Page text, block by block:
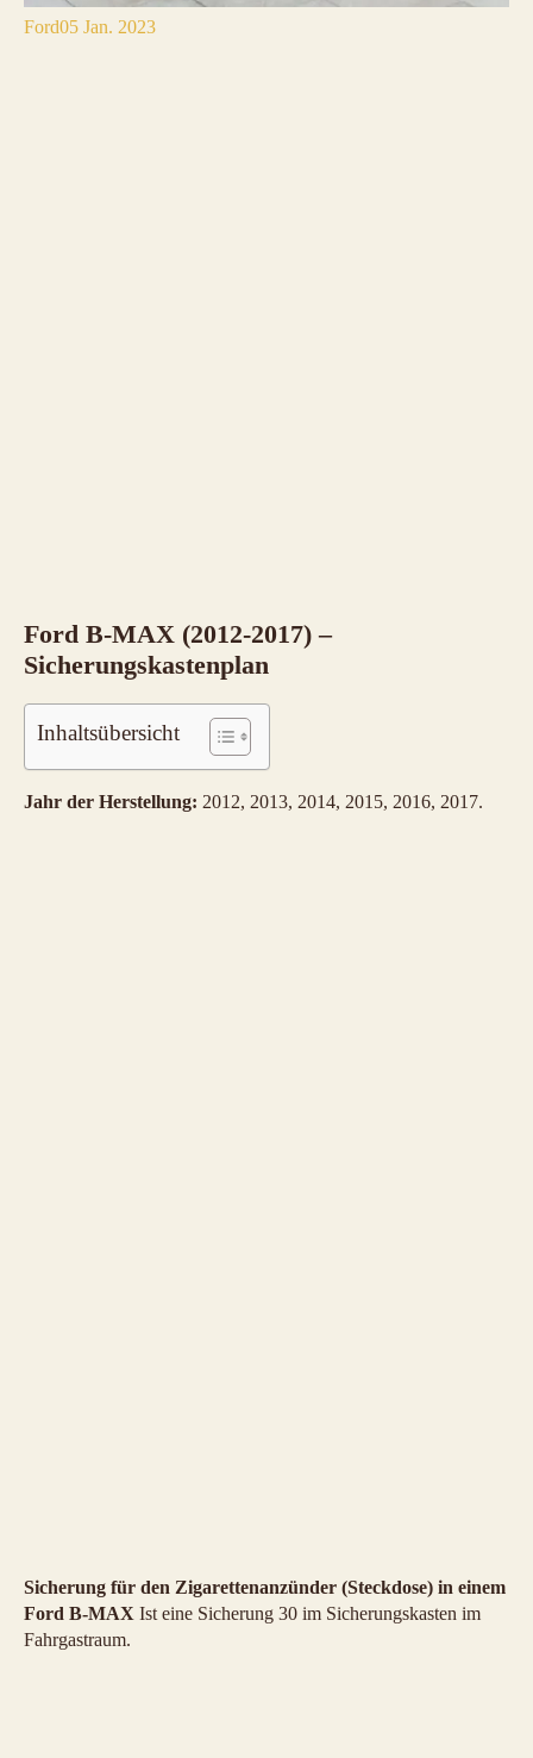
Ford05 Jan. 2023
Ford B-MAX (2012-2017) –
Sicherungskastenplan
Inhaltsübersicht
Jahr der Herstellung: 2012, 2013, 2014, 2015, 2016, 2017.
Sicherung für den Zigarettenanzünder (Steckdose) in einem
Ford B-MAX Ist eine Sicherung 30 im Sicherungskasten im
Fahrgastraum.